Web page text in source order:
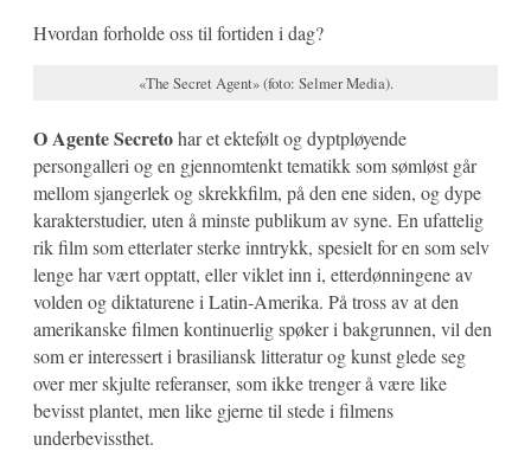
Hvordan forholde oss til fortiden i dag?
«The Secret Agent» (foto: Selmer Media).
O Agente Secretohar et ektefølt og dyptpløyende
persongalleri og en gjennomtenkt tematikk som sømløst går
mellom sjangerlek og skrekkfilm, på den ene siden, og dype
karakterstudier, uten å minste publikum av syne. En ufattelig
rik film som etterlater sterke inntrykk, spesielt for en som selv
lenge har vært opptatt, eller viklet inn i, etterdønningene av
volden og diktaturene i Latin-Amerika. På tross av at den
amerikanske filmen kontinuerlig spøker i bakgrunnen, vil den
som er interessert i brasiliansk litteratur og kunst glede seg
over mer skjulte referanser, som ikke trenger å være like
bevisst plantet, men like gjerne til stede i filmens
underbevissthet.